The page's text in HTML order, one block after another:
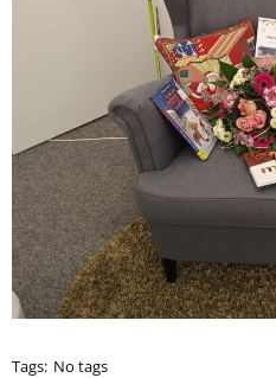
Tags: No tags